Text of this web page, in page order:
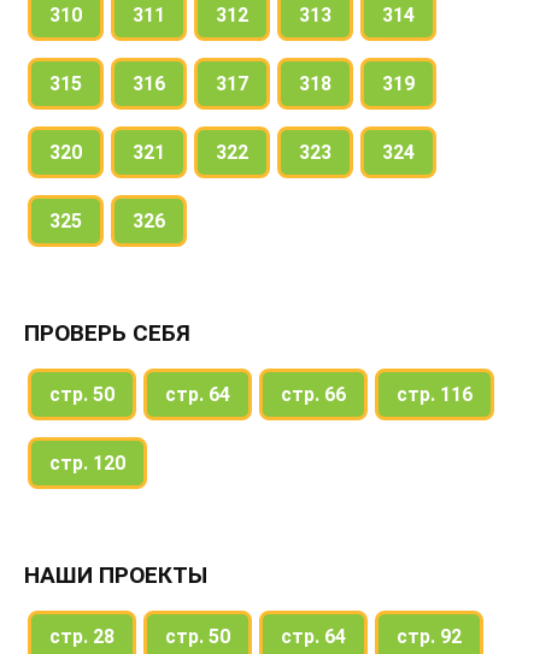
310 311 312 313 314
315 316 317 318 319
320 321 322 323 324
325 326
ПРОВЕРЬ СЕБЯ
стр. 50 стр. 64 стр. 66 стр. 116
стр. 120
НАШИ ПРОЕКТЫ
стр. 28 стр. 50 стр. 64 стр. 92